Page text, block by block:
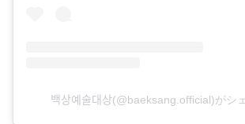
백상예술대상(@baeksang.official)が